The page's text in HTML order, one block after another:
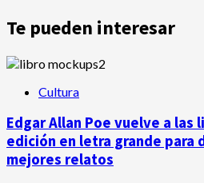
Te pueden interesar
Cultura
Edgar Allan Poe vuelve a las
edición en letra grande para
mejores relatos